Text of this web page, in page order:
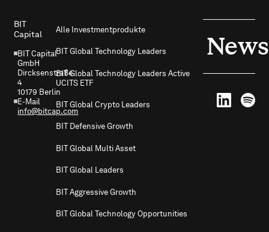
BIT
Capital
BIT Capital
GmbH
Dircksenstraße
4
10179 Berlin
E-Mail
info@bitcap.com
Alle Investmentprodukte
BIT Global Technology Leaders
BIT Global Technology Leaders Active
UCITS ETF
BIT Global Crypto Leaders
BIT Defensive Growth
BIT Global Multi Asset
BIT Global Leaders
BIT Aggressive Growth
BIT Global Technology Opportunities